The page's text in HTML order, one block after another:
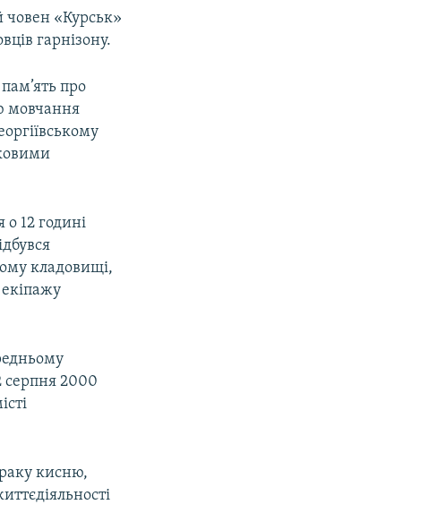
човен «Курськ»
гарнізону.
про
мовчання
о 12 годині
кладовищі,
серпня 2000
кисню,